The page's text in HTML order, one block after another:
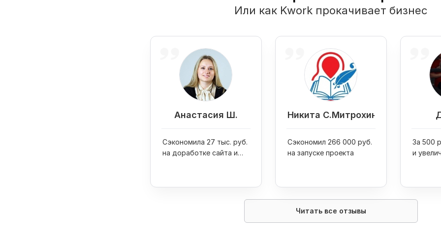
Или как Kwork прокачивает бизнес
Анастасия Ш.
Сэкономила 27 тыс. руб.
на доработке сайта и
раза
Никита С.Митрохин
Сэкономил 266 000 руб.
на запуске проекта
За 500
и
Читать все отзывы